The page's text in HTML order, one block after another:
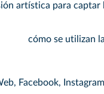
artística para captar
cómo se utilizan
Facebook,